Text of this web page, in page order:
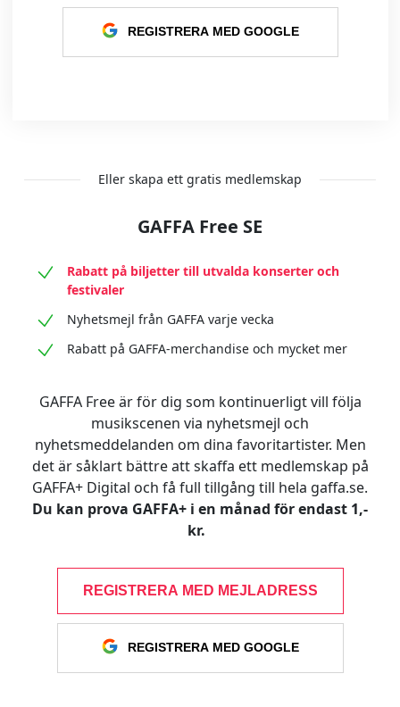
REGISTRERA MED GOOGLE
Eller skapa ett gratis medlemskap
GAFFA Free SE
Rabatt på biljetter till utvalda konserter och
festivaler
Nyhetsmejl från GAFFA varje vecka
Rabatt på GAFFA-merchandise och mycket mer
GAFFA Free är för dig som kontinuerligt vill följa
musikscenen via nyhetsmejl och
nyhetsmeddelanden om dina favoritartister. Men
det är såklart bättre att skaffa ett medlemskap på
GAFFA+ Digital och få full tillgång till hela gaffa.se.
Du kan prova GAFFA+ i en månad för endast 1,-
kr.
REGISTRERA MED MEJLADRESS
REGISTRERA MED GOOGLE